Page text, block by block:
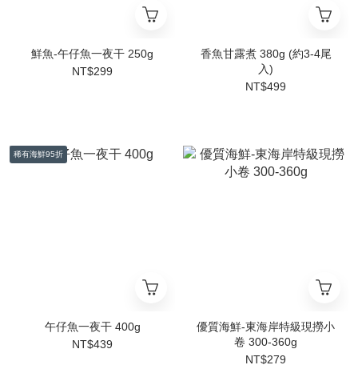
鮮魚-午仔魚一夜干 250g
NT$299
香魚甘露煮 380g (約3-4尾
入)
NT$499
稀有海鮮95折
午仔魚一夜干 400g
NT$439
優質海鮮-東海岸特級現撈小
卷 300-360g
NT$279